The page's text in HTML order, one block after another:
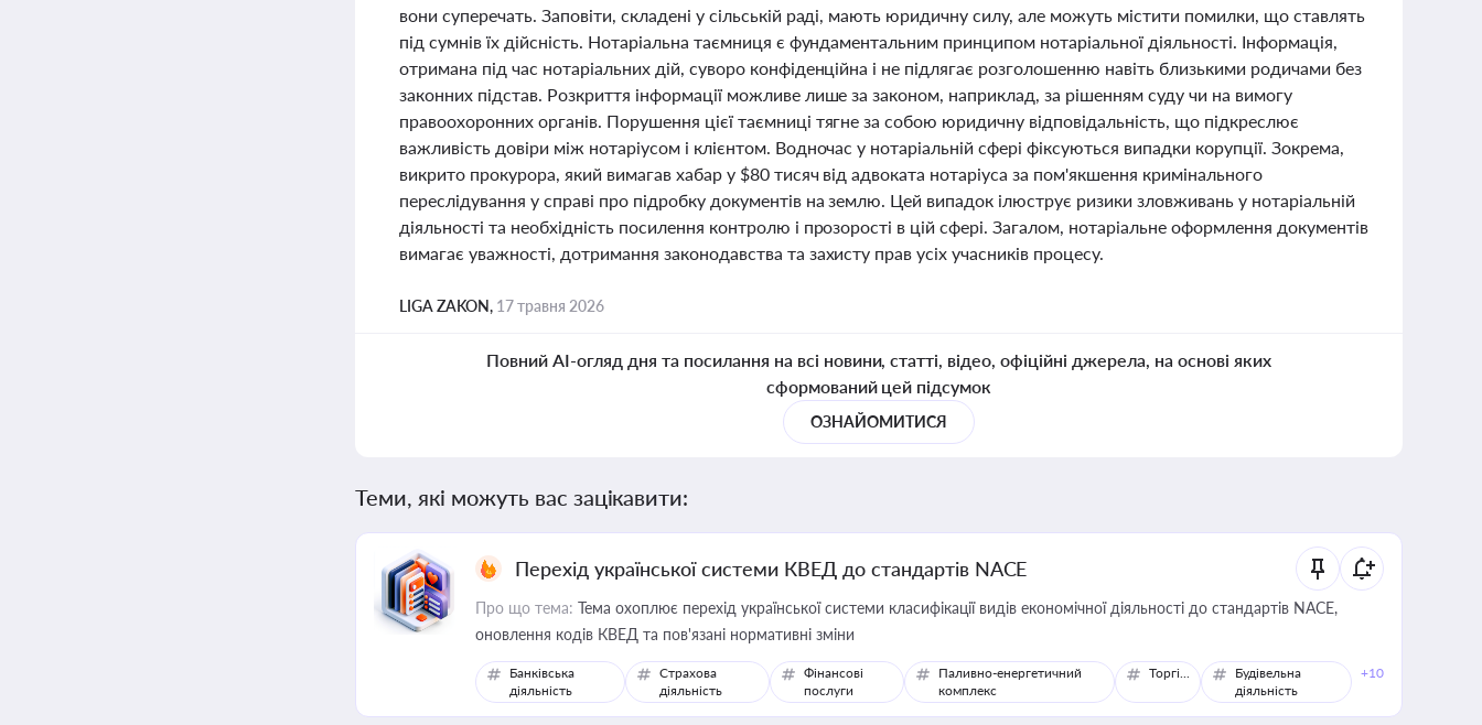
вони суперечать. Заповіти, складені у сільській раді, мають юридичну силу, але можуть містити помилки, що ставлять
під сумнів їх дійсність. Нотаріальна таємниця є фундаментальним принципом нотаріальної діяльності. Інформація,
отримана під час нотаріальних дій, суворо конфіденційна і не підлягає розголошенню навіть близькими родичами без
законних підстав. Розкриття інформації можливе лише за законом, наприклад, за рішенням суду чи на вимогу
правоохоронних органів. Порушення цієї таємниці тягне за собою юридичну відповідальність, що підкреслює
важливість довіри між нотаріусом і клієнтом. Водночас у нотаріальній сфері фіксуються випадки корупції. Зокрема,
викрито прокурора, який вимагав хабар у $80 тисяч від адвоката нотаріуса за пом'якшення кримінального
переслідування у справі про підробку документів на землю. Цей випадок ілюструє ризики зловживань у нотаріальній
діяльності та необхідність посилення контролю і прозорості в цій сфері. Загалом, нотаріальне оформлення документів
вимагає уважності, дотримання законодавства та захисту прав усіх учасників процесу.
LIGA ZAKON, 17 травня 2026
Повний AI-огляд дня та посилання на всі новини, статті, відео, офіційні джерела, на основі яких
сформований цей підсумок
ОЗНАЙОМИТИСЯ
Теми, які можуть вас зацікавити:
Перехід української системи КВЕД до стандартів NACE
Про що тема: Тема охоплює перехід української системи класифікації видів економічної діяльності до стандартів NACE,
оновлення кодів КВЕД та пов'язані нормативні зміни
Банківська
діяльність
Страхова
діяльність
Фінансові
послуги
Паливно-енергетичний
комплекс
Торгівля
Будівельна
діяльність
+10